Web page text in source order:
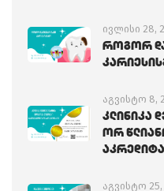
ივლისი 28,
Როგორ
აგვისტო 8,
Კლინიკა
Ორ
აგვისტო 25,